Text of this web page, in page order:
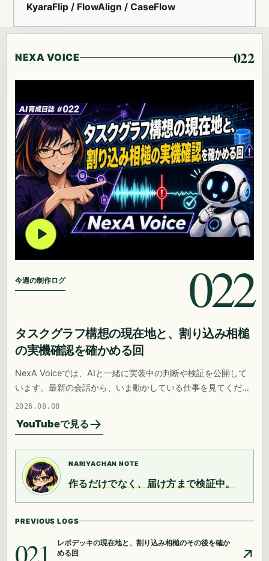
KyaraFlip / FlowAlign / CaseFlow
NEXA VOICE 022
今週の制作ログ 022
タスクグラフ構想の現在地と、割り込み相槌
の実機確認を確かめる回
NexA Voiceでは、AIと一緒に実装中の判断や検証を公開して
います。最新の会話から、いま動かしている仕事を見てくださ
い。
2026.08.08
YouTubeで見る
NARIYACHAN NOTE
作るだけでなく、届け方まで検証中。
PREVIOUS LOGS
021
レポデッキの現在地と、割り込み相槌のその後を確か
める回